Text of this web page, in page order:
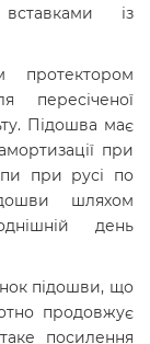
із
протектором
пересіченої
Підошва має
при
при русі по
шляхом
день
підошви, що
продовжує
посилення